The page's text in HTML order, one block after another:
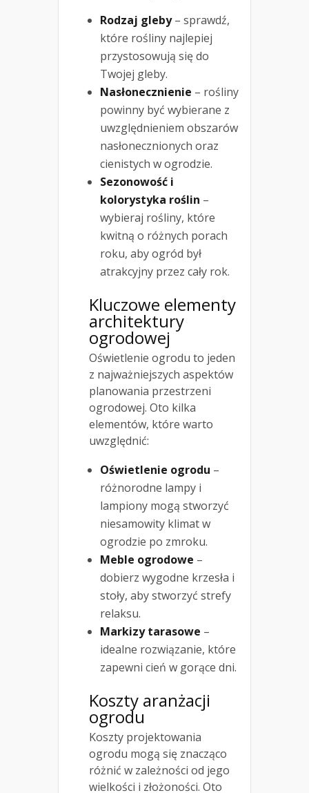
Rodzaj gleby– sprawdź,
które rośliny najlepiej
przystosowują się do
Twojej gleby.
Nasłonecznienie – rośliny
powinny być wybierane z
uwzględnieniem obszarów
nasłonecznionych oraz
cienistych w ogrodzie.
Sezonowość i
kolorystyka roślin –
wybieraj rośliny, które
kwitną o różnych porach
roku, aby ogród był
atrakcyjny przez cały rok.
Kluczowe elementy
architektury
ogrodowej
Oświetlenie ogrodu to jeden
z najważniejszych aspektów
planowania przestrzeni
ogrodowej. Oto kilka
elementów, które warto
uwzględnić:
Oświetlenie ogrodu –
różnorodne lampy i
lampiony mogą stworzyć
niesamowity klimat w
ogrodzie po zmroku.
Meble ogrodowe –
dobierz wygodne krzesła i
stoły, aby stworzyć strefy
relaksu.
Markizy tarasowe –
idealne rozwiązanie, które
zapewni cień w gorące dni.
Koszty aranżacji
ogrodu
Koszty projektowania
ogrodu mogą się znacząco
różnić w zależności od jego
wielkości i złożoności. Oto